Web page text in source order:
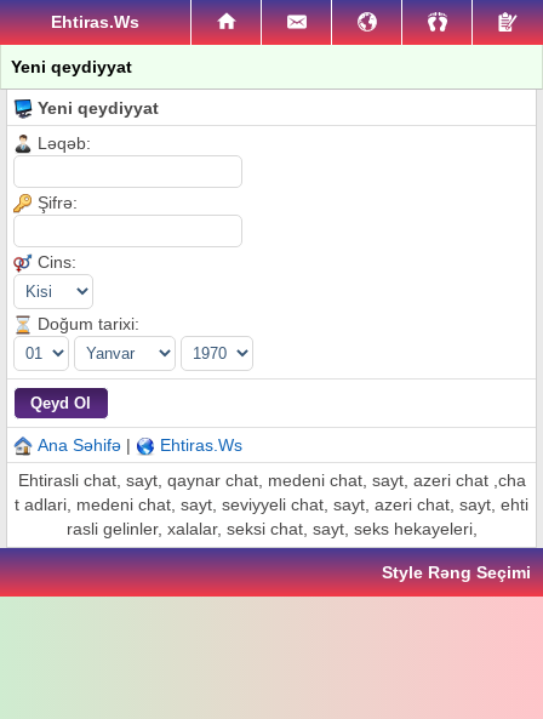
Ehtiras.Ws
Yeni qeydiyyat
Yeni qeydiyyat
Ləqəb:
Şifrə:
Cins:
Doğum tarixi:
Ana Səhifə |
Ehtiras.Ws
Ehtirasli chat, sayt, qaynar chat, medeni chat, sayt, azeri chat ,cha
t adlari, medeni chat, sayt, seviyyeli chat, sayt, azeri chat, sayt, ehti
rasli gelinler, xalalar, seksi chat, sayt, seks hekayeleri,
Style Rəng Seçimi